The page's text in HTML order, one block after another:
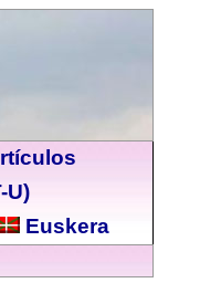
U)
Euskera